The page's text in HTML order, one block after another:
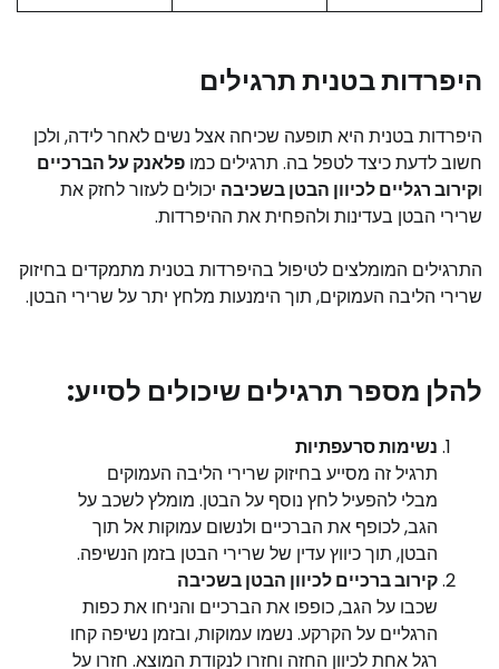
היפרדות בטנית תרגילים
היפרדות בטנית היא תופעה שכיחה אצל נשים לאחר לידה, ולכן
חשוב לדעת כיצד לטפל בה. תרגילים כמו פלאנק על הברכיים
וקירוב רגליים לכיוון הבטן בשכיבה יכולים לעזור לחזק את
שרירי הבטן בעדינות ולהפחית את ההיפרדות.
התרגילים המומלצים לטיפול בהיפרדות בטנית מתמקדים בחיזוק
שרירי הליבה העמוקים, תוך הימנעות מלחץ יתר על שרירי הבטן.
להלן מספר תרגילים שיכולים לסייע:
נשימות סרעפתיות
תרגיל זה מסייע בחיזוק שרירי הליבה העמוקים
מבלי להפעיל לחץ נוסף על הבטן. מומלץ לשכב על
הגב, לכופף את הברכיים ולנשום עמוקות אל תוך
הבטן, תוך כיווץ עדין של שרירי הבטן בזמן הנשיפה.
קירוב ברכיים לכיוון הבטן בשכיבה
שכבו על הגב, כופפו את הברכיים והניחו את כפות
הרגליים על הקרקע. נשמו עמוקות, ובזמן נשיפה קחו
רגל אחת לכיוון החזה וחזרו לנקודת המוצא. חזרו על